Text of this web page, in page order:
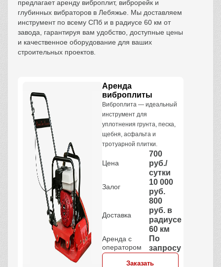
предлагает аренду виброплит, виброрейк и
глубинных вибраторов в Лебяжье. Мы доставляем
инструмент по всему СПб и в радиусе 60 км от
завода, гарантируя вам удобство, доступные цены
и качественное оборудование для ваших
строительных проектов.
Аренда
виброплиты
Виброплита — идеальный
инструмент для
уплотнения грунта, песка,
щебня, асфальта и
тротуарной плитки.
Цена
700
руб./
сутки
Залог
10 000
руб.
Доставка
800
руб. в
радиусе
60 км
Аренда с
оператором
По
запросу
Заказать